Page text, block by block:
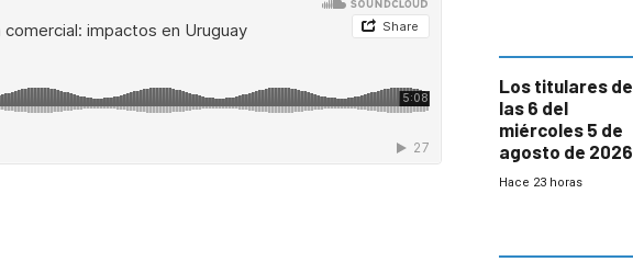
Los titulares de
las 6 del
miércoles 5 de
agosto de 2026
Hace 23 horas